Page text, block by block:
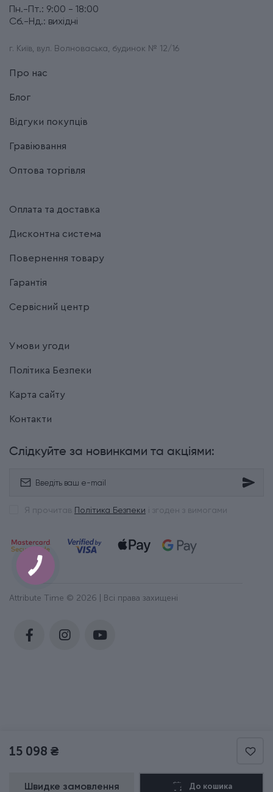
15 098 ₴
Швидке замовлення До кошика
Пн.-Пт.: 9:00 - 18:00
Сб.-Нд.: вихідні
г. Київ, вул. Волноваська, будинок № 12/16
Про нас
Блог
Відгуки покупців
Гравіювання
Оптова торгівля
Оплата та доставка
Дисконтна система
Повернення товару
Гарантія
Сервісний центр
Умови угоди
Політика Безпеки
Карта сайту
Контакти
Слідкуйте за новинками та акціями:
Я прочитав Політика Безпеки і згоден з вимогами
Attribute Time © 2026 | Всі права захищені